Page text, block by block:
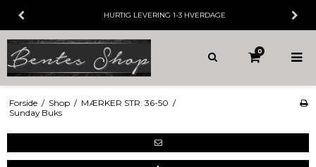
HURTIG LEVERING1-3 HVERDAGE
0
Forside / Shop / MÆRKER STR. 36-50 /
Sunday Buks